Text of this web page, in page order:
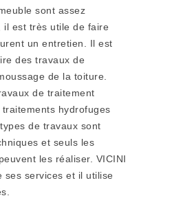
sont assez
il est très utile de faire
un entretien. Il est
des travaux de
de la toiture.
de traitement
hydrofuges
de travaux sont
et seuls les
les réaliser. VICINI
ses services et il utilise